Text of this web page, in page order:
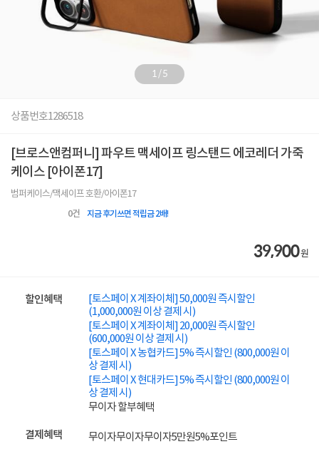
1/5
상품번호1286518
[브로스앤컴퍼니] 파우트 맥세이프 링스탠드 에코레더 가죽
케이스 [아이폰17]
범퍼케이스/맥세이프 호환/아이폰17
0건 지금 후기쓰면 적립금 2배!
39,900원
할인혜택
[토스페이 X 계좌이체] 50,000원 즉시할인
(1,000,000원 이상 결제 시)
[토스페이 X 계좌이체] 20,000원 즉시할인
(600,000원 이상 결제 시)
[토스페이 X 농협카드] 5% 즉시할인 (800,000원 이
상 결제 시)
[토스페이 X 현대카드] 5% 즉시할인 (800,000원 이
상 결제 시)
무이자 할부혜택
결제혜택 무이자무이자무이자5만원5%포인트